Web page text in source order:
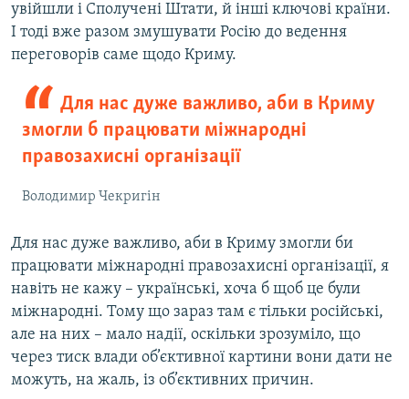
увійшли і Сполучені Штати, й інші ключові країни.
І тоді вже разом змушувати Росію до ведення
переговорів саме щодо Криму.
Для нас дуже важливо, аби в Криму
змогли б працювати міжнародні
правозахисні організації
Володимир Чекригін
Для нас дуже важливо, аби в Криму змогли би
працювати міжнародні правозахисні організації, я
навіть не кажу – українські, хоча б щоб це були
міжнародні. Тому що зараз там є тільки російські,
але на них – мало надії, оскільки зрозуміло, що
через тиск влади об’єктивної картини вони дати не
можуть, на жаль, із об’єктивних причин.